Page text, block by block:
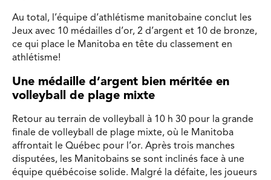
Au total, l’équipe d’athlétisme manitobaine conclut les
Jeux avec 10 médailles d’or, 2 d’argent et 10 de bronze,
ce qui place le Manitoba en tête du classement en
athlétisme!
Une médaille d’argent bien méritée en
volleyball de plage mixte
Retour au terrain de volleyball à 10 h 30 pour la grande
finale de volleyball de plage mixte, où le Manitoba
affrontait le Québec pour l’or. Après trois manches
disputées, les Manitobains se sont inclinés face à une
équipe québécoise solide. Malgré la défaite, les joueurs